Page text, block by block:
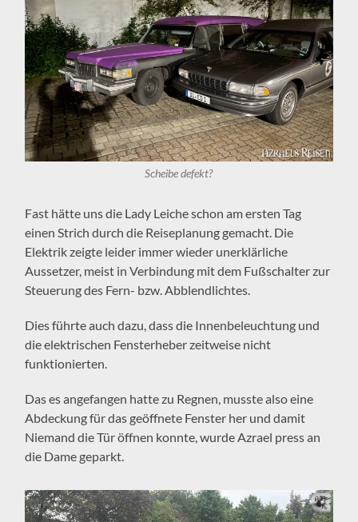
Scheibe defekt?
Fast hätte uns die Lady Leiche schon am ersten Tag
einen Strich durch die Reiseplanung gemacht. Die
Elektrik zeigte leider immer wieder unerklärliche
Aussetzer, meist in Verbindung mit dem Fußschalter zur
Steuerung des Fern- bzw. Abblendlichtes.
Dies führte auch dazu, dass die Innenbeleuchtung und
die elektrischen Fensterheber zeitweise nicht
funktionierten.
Das es angefangen hatte zu Regnen, musste also eine
Abdeckung für das geöffnete Fenster her und damit
Niemand die Tür öffnen konnte, wurde Azrael press an
die Dame geparkt.